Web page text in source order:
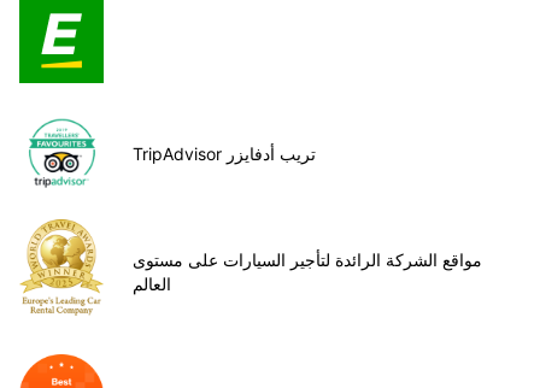
TripAdvisor تريب أدفايزر
مواقع الشركة الرائدة لتأجير السيارات على مستوى
العالم